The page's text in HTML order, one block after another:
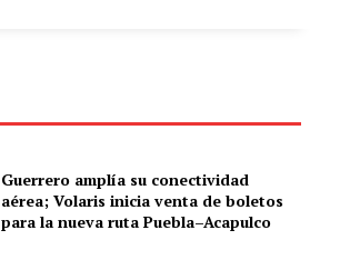
Guerrero amplía su conectividad
aérea; Volaris inicia venta de boletos
para la nueva ruta Puebla–Acapulco